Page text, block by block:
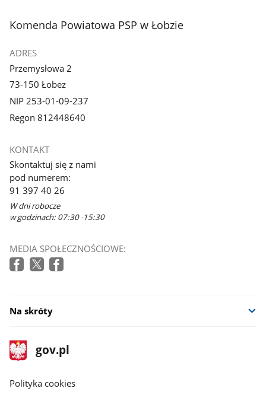
stopka
Komenda Powiatowa PSP w Łobzie
ADRES
Przemysłowa 2
73-150 Łobez
NIP 253-01-09-237
Regon 812448640
KONTAKT
Skontaktuj się z nami
pod numerem:
91 397 40 26
W dni robocze
w godzinach: 07:30 -15:30
MEDIA SPOŁECZNOŚCIOWE:
Na skróty
stopka
gov.pl
Strona
gov.pl
gov.pl
Polityka cookies